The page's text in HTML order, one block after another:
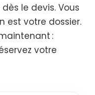
le devis. Vous
est votre dossier.
:
votre